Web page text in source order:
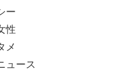
ー
性
メ
ュース